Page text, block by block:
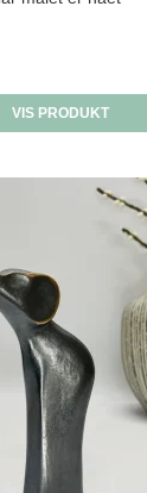
VIS PRODUKT